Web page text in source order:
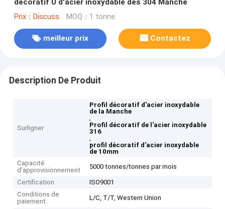
décoratif U d'acier inoxydable des 304 Manche
Prix：Discuss MOQ：1 tonne
meilleur prix Contactez
Description De Produit
Surligner
Profil décoratif d'acier inoxydable
de la Manche
,
Profil décoratif de l'acier inoxydable
316
,
profil décoratif d'acier inoxydable
de 10mm
Capacité
d'approvisionnement
5000 tonnes/tonnes par mois
Certification
ISO9001
Conditions de
paiement
L/C, T/T, Western Union